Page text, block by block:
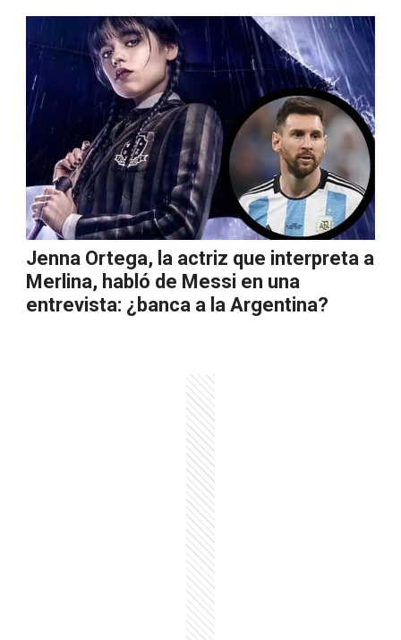
Jenna Ortega, la actriz que interpreta a
Merlina, habló de Messi en una
entrevista: ¿banca a la Argentina?